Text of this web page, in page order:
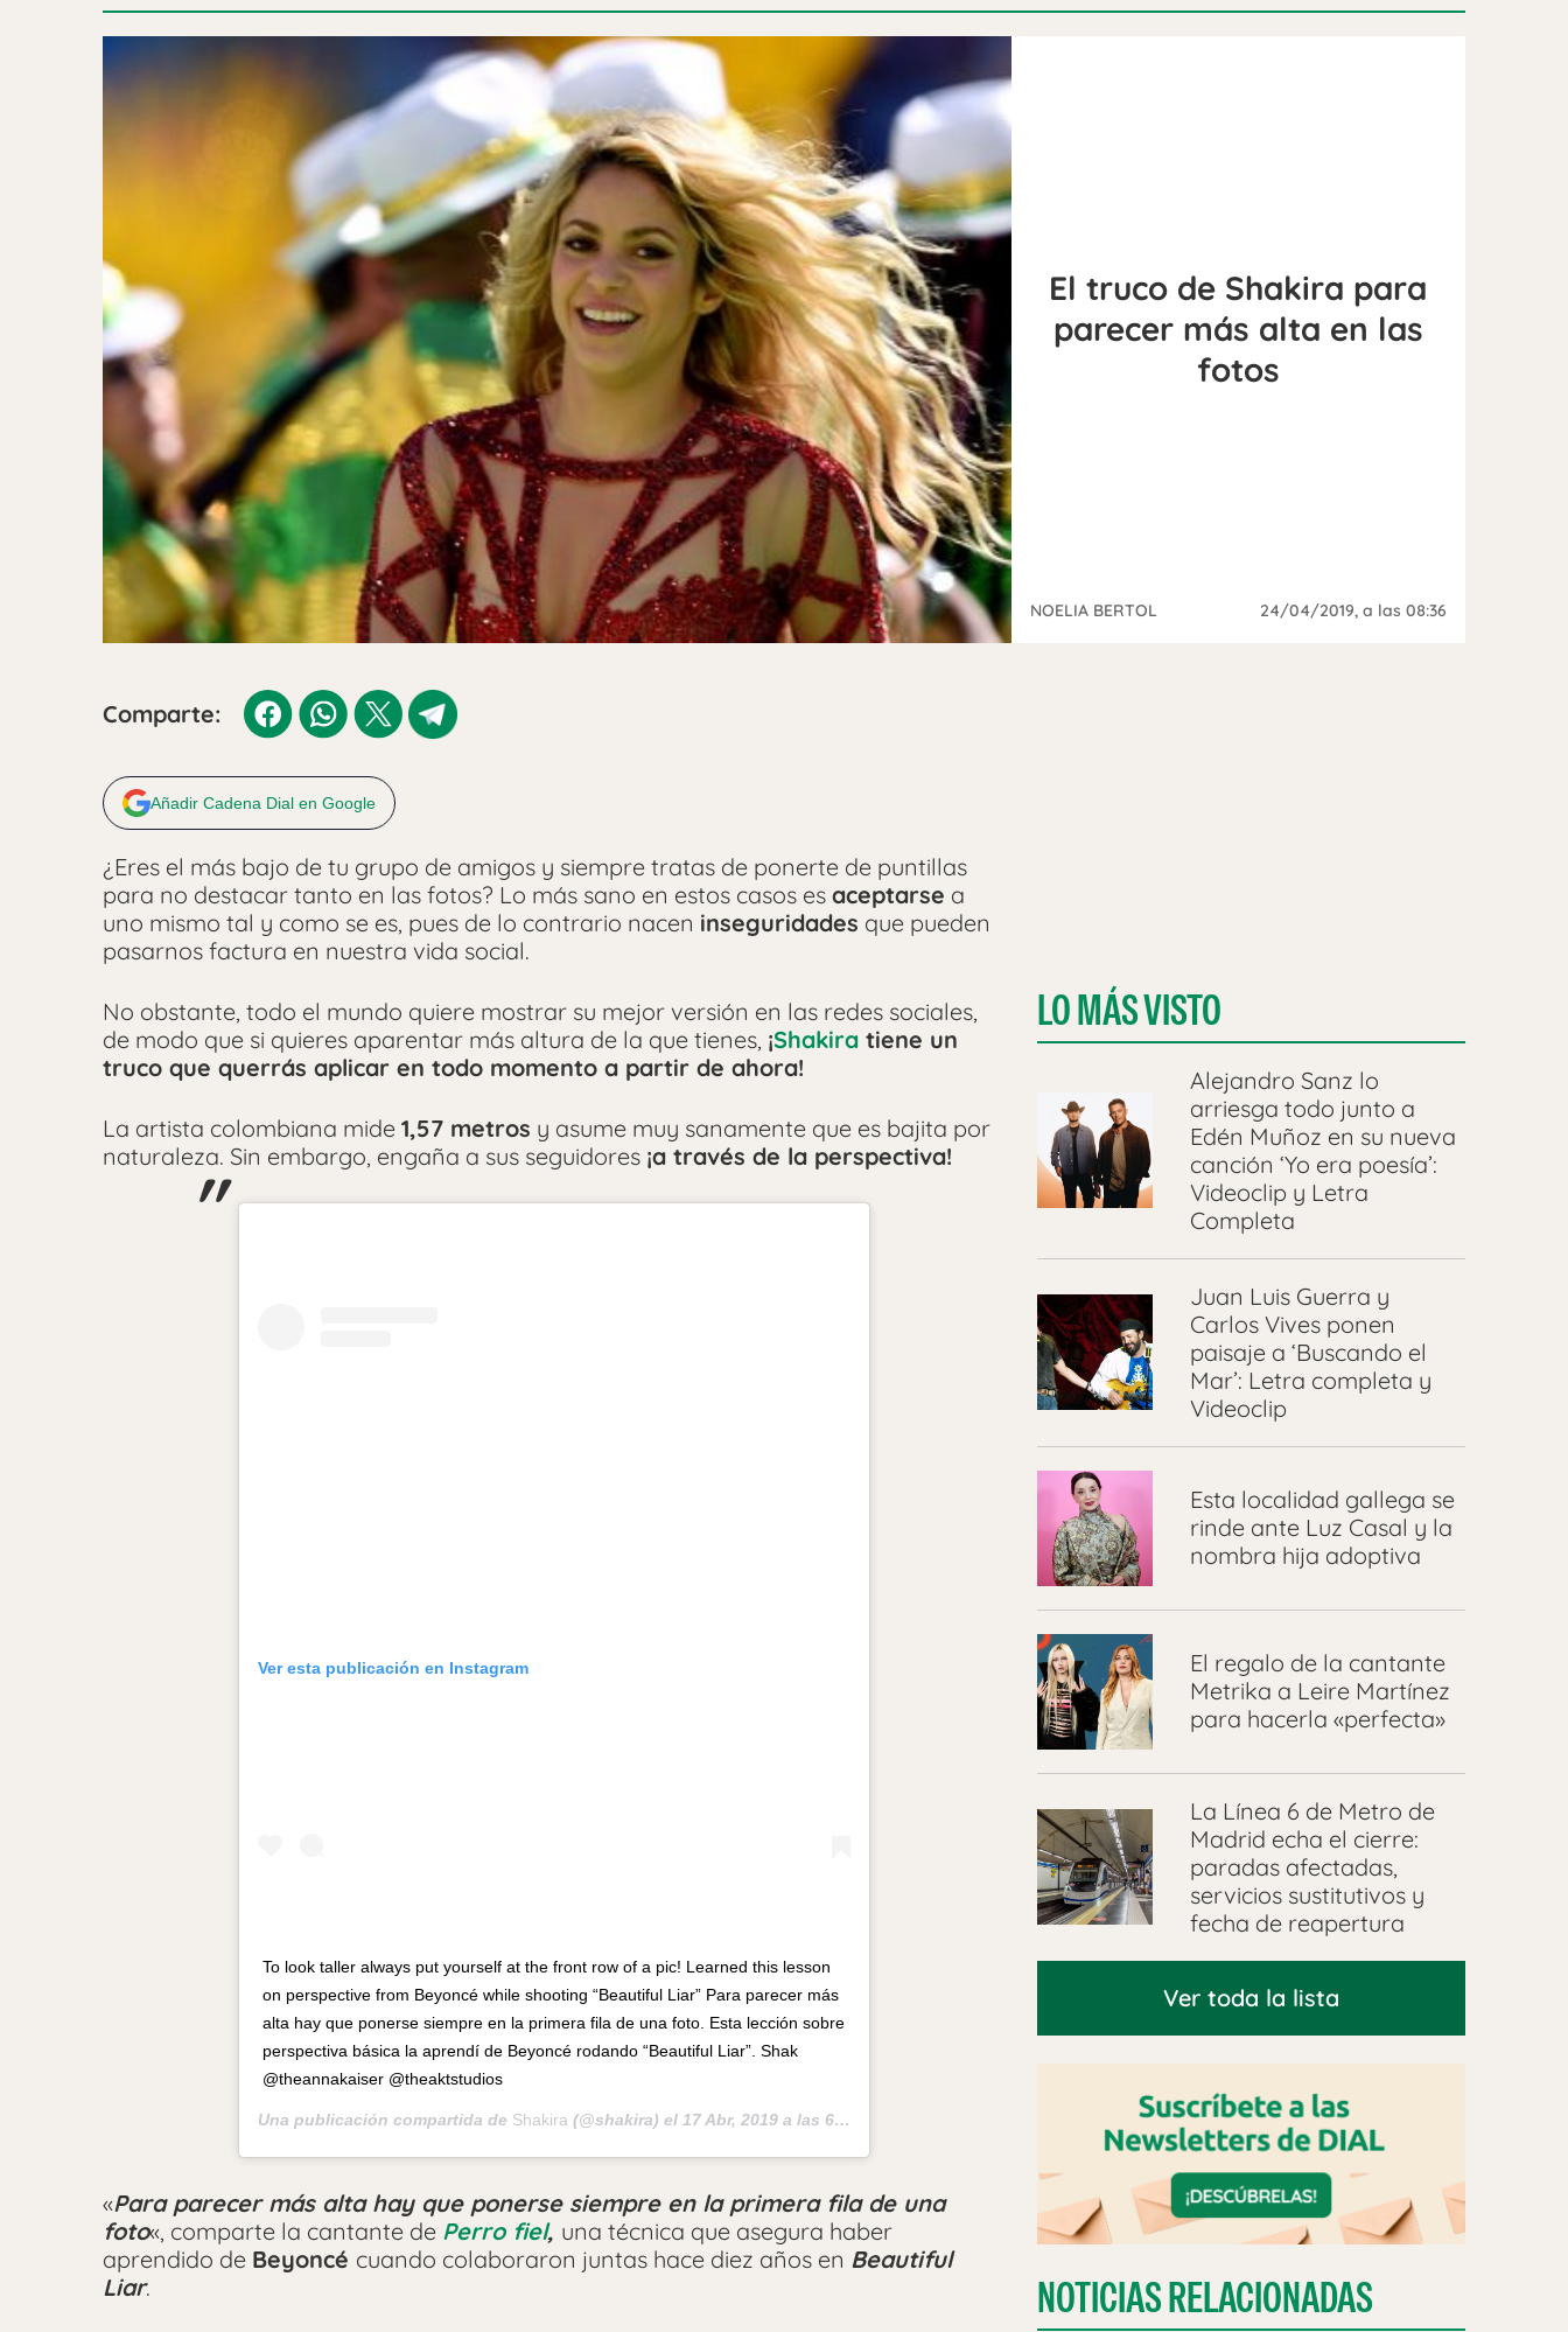
El truco de Shakira para
parecer más alta en las
fotos
NOELIA BERTOL 24/04/2019, a las 08:36
Comparte:
Añadir Cadena Dial en Google
¿Eres el más bajo de tu grupo de amigos y siempre tratas de ponerte de puntillas
para no destacar tanto en las fotos? Lo más sano en estos casos es aceptarse a
uno mismo tal y como se es, pues de lo contrario nacen inseguridades que pueden
pasarnos factura en nuestra vida social.
No obstante, todo el mundo quiere mostrar su mejor versión en las redes sociales,
de modo que si quieres aparentar más altura de la que tienes, ¡Shakira tiene un
truco que querrás aplicar en todo momento a partir de ahora!
La artista colombiana mide 1,57 metros y asume muy sanamente que es bajita por
naturaleza. Sin embargo, engaña a sus seguidores ¡a través de la perspectiva!
Ver esta publicación en Instagram
To look taller always put yourself at the front row of a pic! Learned this lesson
on perspective from Beyoncé while shooting “Beautiful Liar” Para parecer más
alta hay que ponerse siempre en la primera fila de una foto. Esta lección sobre
perspectiva básica la aprendí de Beyoncé rodando “Beautiful Liar”. Shak
@theannakaiser @theaktstudios
Una publicación compartida de Shakira(@shakira) el 17 Abr, 2019 a las 6:24 PDT
«Para parecer más alta hay que ponerse siempre en la primera fila de una
foto«, comparte la cantante de Perro fiel, una técnica que asegura haber
aprendido de Beyoncé cuando colaboraron juntas hace diez años en Beautiful
Liar.
LO MÁS VISTO
Alejandro Sanz lo
arriesga todo junto a
Edén Muñoz en su nueva
canción ‘Yo era poesía’:
Videoclip y Letra
Completa
Juan Luis Guerra y
Carlos Vives ponen
paisaje a ‘Buscando el
Mar’: Letra completa y
Videoclip
Esta localidad gallega se
rinde ante Luz Casal y la
nombra hija adoptiva
El regalo de la cantante
Metrika a Leire Martínez
para hacerla «perfecta»
La Línea 6 de Metro de
Madrid echa el cierre:
paradas afectadas,
servicios sustitutivos y
fecha de reapertura
Ver toda la lista
NOTICIAS RELACIONADAS